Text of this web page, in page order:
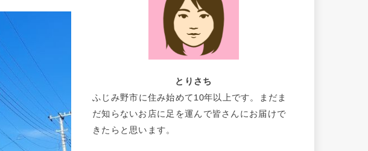
とりさち
ふじみ野市に住み始めて10年以上です。まだま
だ知らないお店に足を運んで皆さんにお届けで
きたらと思います。